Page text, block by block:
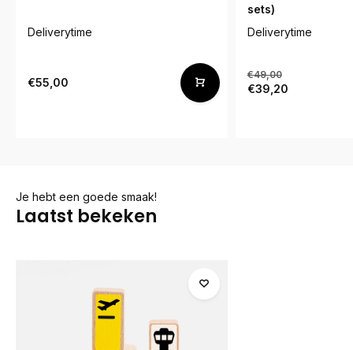
Deliverytime
€55,00
sets)
Deliverytime
€49,00
€39,20
Je hebt een goede smaak!
Laatst bekeken